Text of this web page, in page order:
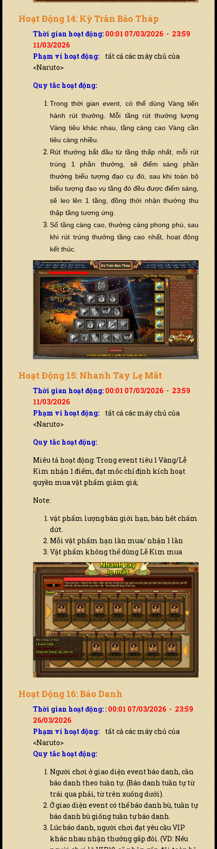
Hoạt Động 14: Kỳ Trân Bảo Tháp
Thời gian hoạt động: 00:01 07/03/2026 - 23:59
11/03/2026
Phạm vi hoạt động: tất cả các máy chủ của
<Naruto>
Quy tắc hoạt động:
Trong thời gian event, có thể dùng Vàng tiến
hành rút thưởng. Mỗi tầng rút thưởng lượng
Vàng tiêu khác nhau, tầng càng cao Vàng cần
tiêu càng nhiều.
Rút thưởng bắt đầu từ tầng thấp nhất, mỗi rút
trúng 1 phần thưởng, sẽ điểm sáng phần
thưởng biểu tượng đạo cụ đó, sau khi toàn bộ
biểu tượng đạo vụ tầng đó đều được điểm sáng,
sẽ leo lên 1 tầng, đồng thời nhận thưởng thu
thập tầng tương ứng.
Số tầng càng cao, thưởng càng phong phú, sau
khi rút trúng thưởng tầng cao nhất, hoạt động
kết thúc.
Hoạt Động 15: Nhanh Tay Lẹ Mắt
Thời gian hoạt động: 00:01 07/03/2026 - 23:59
11/03/2026
Phạm vi hoạt động: tất cả các máy chủ của
<Naruto>
Quy tắc hoạt động:
Miêu tả hoạt động: Trong event tiêu 1 Vàng/Lễ
Kim nhận 1 điểm, đạt mốc chỉ định kích hoạt
quyền mua vật phẩm giảm giá;
Note:
vật phẩm lượng bán giới hạn, bán hết chấm
dứt.
Mỗi vật phẩm hạn lần mua/ nhận 1 lần
Vật phẩm không thể dùng Lễ Kim mua
Hoạt Động 16: Báo Danh
Thời gian hoạt động: : 00:01 07/03/2026 - 23:59
26/03/2026
Phạm vi hoạt động: tất cả các máy chủ của
<Naruto>
Quy tắc hoạt động:
Người chơi ở giao diện event báo danh, cần
báo danh theo tuần tự. (Báo danh tuần tự từ
trái qua phải, từ trên xuống dưới).
Ở giao diện event có thể báo danh bù, tuần tự
báo danh bù giống tuần tự báo danh.
Lúc báo danh, người chơi đạt yêu cầu VIP
khác nhau nhận thưởng gấp đôi. (VD: Nếu